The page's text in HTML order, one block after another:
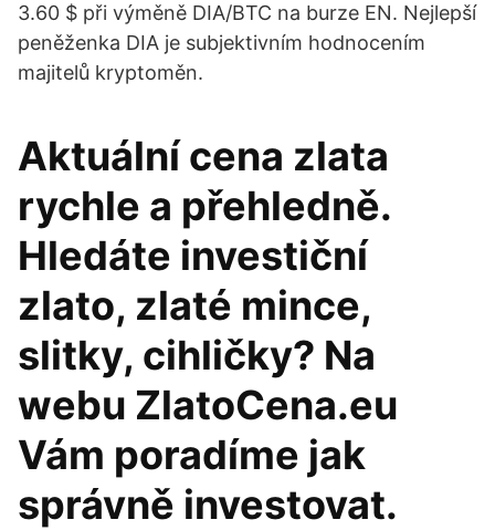
3.60 $ při výměně DIA/BTC na burze EN. Nejlepší
peněženka DIA je subjektivním hodnocením
majitelů kryptoměn.
Aktuální cena zlata
rychle a přehledně.
Hledáte investiční
zlato, zlaté mince,
slitky, cihličky? Na
webu ZlatoCena.eu
Vám poradíme jak
správně investovat.